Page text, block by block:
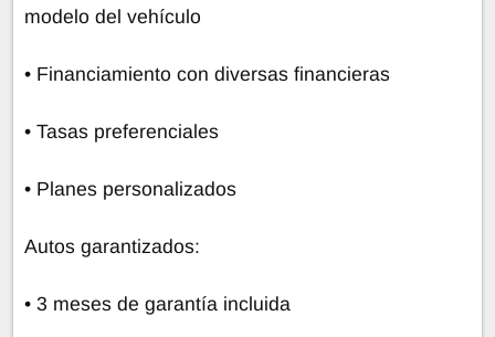
modelo del vehículo
• Financiamiento con diversas financieras
• Tasas preferenciales
• Planes personalizados
Autos garantizados:
• 3 meses de garantía incluida